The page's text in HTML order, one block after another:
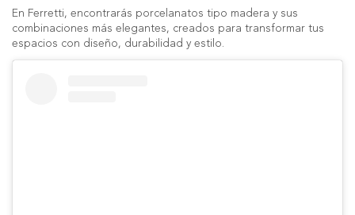
En Ferretti, encontrarás porcelanatos tipo madera y sus
combinaciones más elegantes, creados para transformar tus
espacios con diseño, durabilidad y estilo.